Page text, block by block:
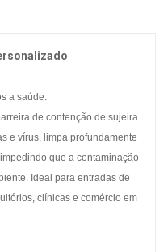
a saúde.
de contenção de sujeira
e vírus, limpa profundamente
que a contaminação
Ideal para entradas de
clínicas e comércio em